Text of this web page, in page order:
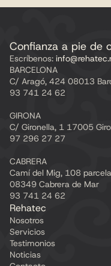
Confianza a pie de
Escríbenos:
BARCELONA
C/ Aragó, 424 08013
93 741 24 62
GIRONA
C/ Gironella, 1 17005
97 296 27 27
CABRERA
Camí del Mig, 108
08349 Cabrera de Mar
93 741 24 62
Rehatec
Nosotros
Servicios
Testimonios
Noticias